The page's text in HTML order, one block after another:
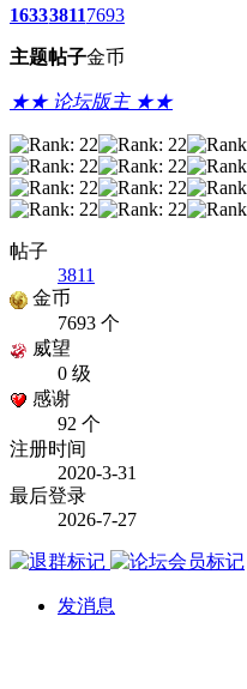
1633
主题
3811
帖子
7693
金币
★★ 论坛版主 ★★
帖子
3811
金币
7693 个
威望
0 级
感谢
92 个
注册时间
2020-3-31
最后登录
2026-7-27
发消息